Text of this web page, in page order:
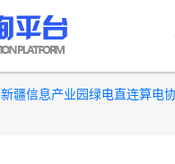
新疆信息产业园绿电直连算电